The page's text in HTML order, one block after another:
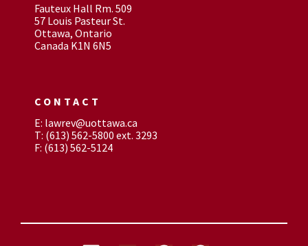
Fauteux Hall Rm. 509
57 Louis Pasteur St.
Ottawa, Ontario
Canada K1N 6N5
CONTACT
E: lawrev@uottawa.ca
T: (613) 562-5800 ext. 3293
F: (613) 562-5124